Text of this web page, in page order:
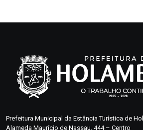
Prefeitura Municipal da Estância Turística de
Alameda Maurício de Nassau, 444 – Centro